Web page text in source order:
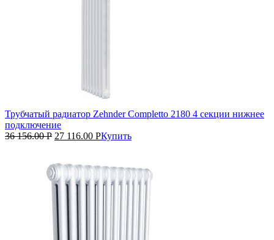
Трубчатый радиатор Zehnder Completto 2180 4 секции нижнее
подключение
36 156.00Р 27 116.00 РКупить